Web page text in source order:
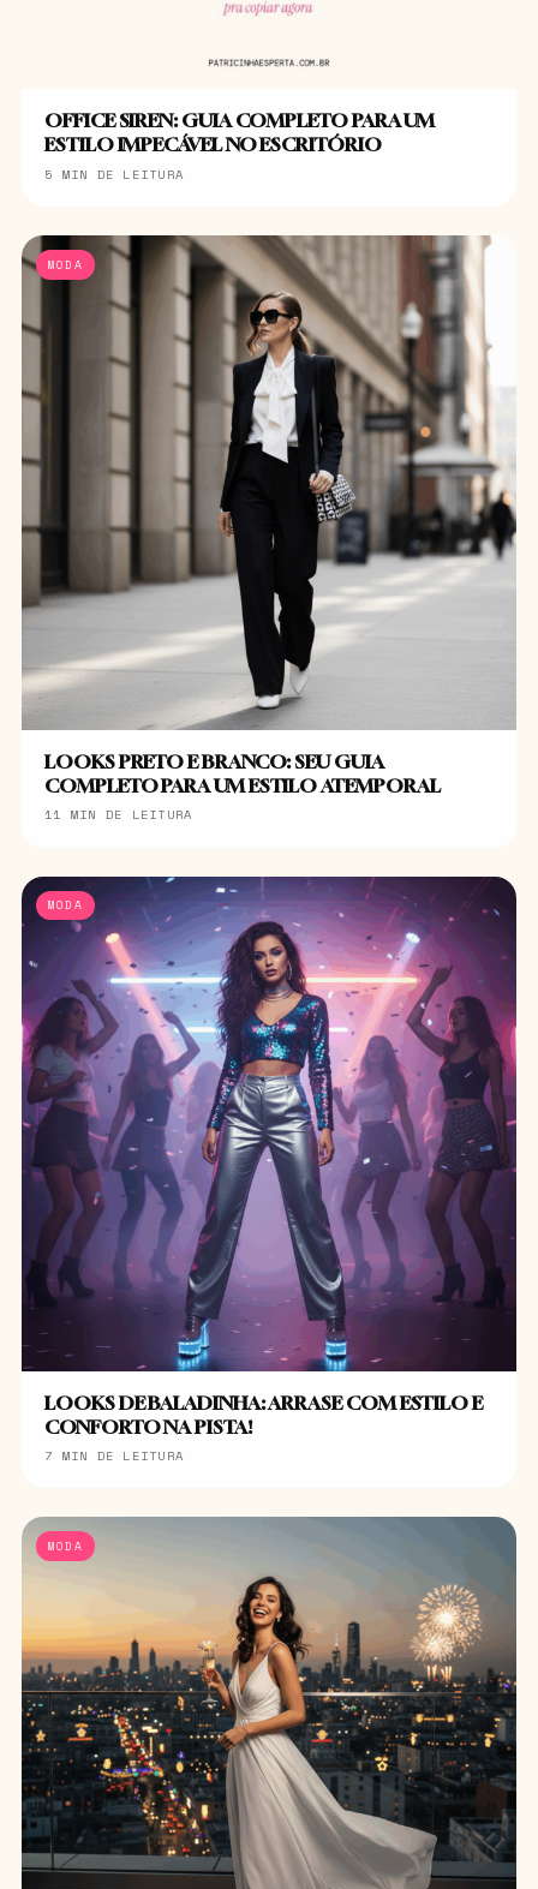
OFFICE SIREN: GUIA COMPLETO PARA UM
ESTILO IMPECÁVEL NO ESCRITÓRIO
5 MIN DE LEITURA
MODA
LOOKS PRETO E BRANCO: SEU GUIA
COMPLETO PARA UM ESTILO ATEMPORAL
11 MIN DE LEITURA
MODA
LOOKS DE BALADINHA: ARRASE COM ESTILO E
CONFORTO NA PISTA!
7 MIN DE LEITURA
MODA